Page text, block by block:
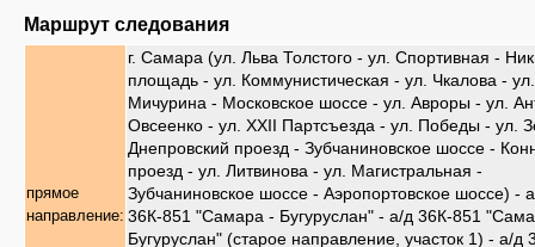
Маршрут следования
прямое
направление:
г. Самара (ул. Льва Толстого - ул. Спортивная -
площадь - ул. Коммунистическая - ул. Чкалова - ул.
Мичурина - Московское шоссе - ул. Авроры - ул.
Овсеенко - ул. XXII Партсъезда - ул. Победы - ул.
Днепровский проезд - Зубчаниновское шоссе -
проезд - ул. Литвинова - ул. Магистральная -
Зубчаниновское шоссе - Аэропортовское шоссе) -
36К-851 "Самара - Бугуруслан" - а/д 36К-851
Бугуруслан" (старое направление, участок 1) - а/д